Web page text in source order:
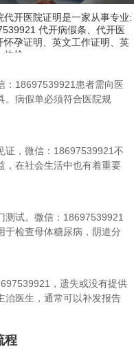
开医院证明是一家从事专业:
代开病假条、代开医
怀孕证明、英文工作证明、英
检...
：18697539921患者需向医
。病假单必须符合医院规
证，微信：18697539921不
，在社会生活中也有着重要
测试。微信：18697539921
于检查母体糖尿病，阴道分
，遗失或没有提供
治医生，通常可以补发报告
程